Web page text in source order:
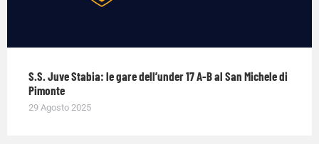
S.S. Juve Stabia: le gare dell’under 17 A-B al San Michele di
Pimonte
29 Agosto 2025